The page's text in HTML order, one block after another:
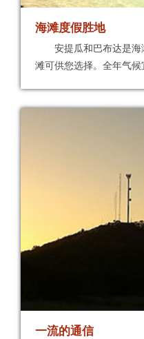
海滩度假胜地
安提瓜和巴布达是海
滩可供您选择。全年
一流的通信